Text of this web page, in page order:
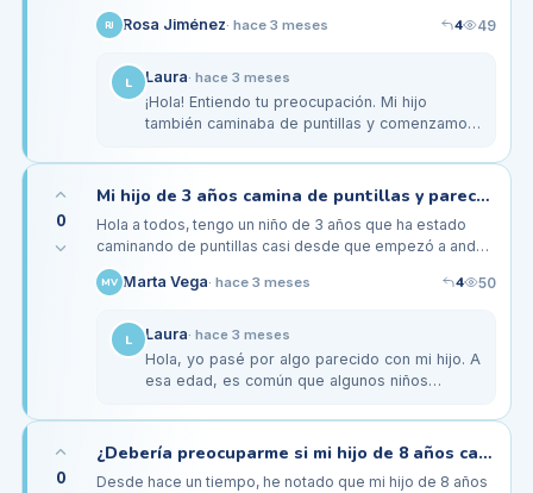
coordinación y se cae con frecuencia. He leído que hay
ejercicios que pueden…
RJ Rosa Jiménez· hace 3 meses 4 49
L Laura· hace 3 meses
¡Hola! Entiendo tu preocupación. Mi hijo
también caminaba de puntillas y comenzamos
fortalecimiento. Jugábamos a 'tocar…
0
Mi hijo de 3 años camina de puntillas y parece tener tensión en las piernas
Hola a todos, tengo un niño de 3 años que ha estado
caminando de puntillas casi desde que empezó a andar.
Me he dado cuenta que a veces tiene una especie de
tensión en las…
MV Marta Vega· hace 3 meses 4 50
L Laura· hace 3 meses
Hola, yo pasé por algo parecido con mi hijo. A
esa edad, es común que algunos niños
hábito divertido. Sin embargo, si…
0
¿Debería preocuparme si mi hijo de 8 años camina de puntillas en lugar de con el pie plano?
Desde hace un tiempo, he notado que mi hijo de 8 años